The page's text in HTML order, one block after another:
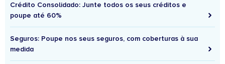
Crédito Consolidado: Junte todos os seus créditos e
poupe até 60%
Seguros: Poupe nos seus seguros, com coberturas à sua
medida